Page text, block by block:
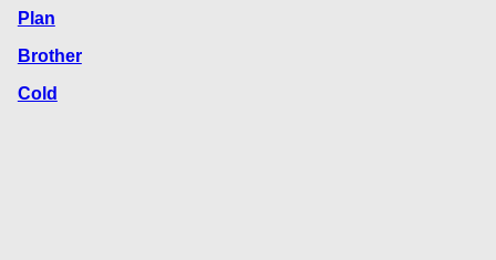
Plan
Brother
Cold